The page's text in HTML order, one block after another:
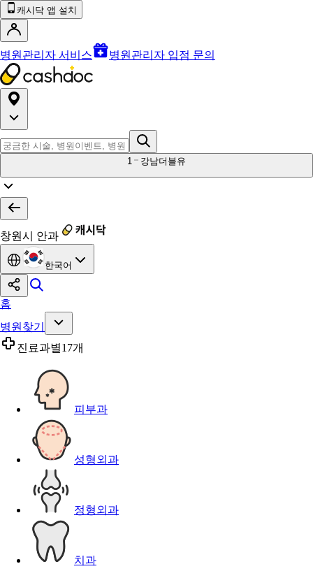
캐시닥 앱 설치
병원관리자 서비스 병원관리자 입점 문의
1 강남더블유
창원시 안과
한국어
홈
병원찾기
진료과별17개
피부과
성형외과
정형외과
치과